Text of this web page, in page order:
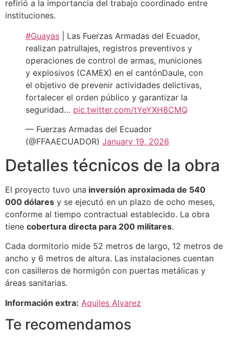
refirió a la importancia del trabajo coordinado entre
instituciones.
#Guayas | Las Fuerzas Armadas del Ecuador,
realizan patrullajes, registros preventivos y
operaciones de control de armas, municiones
y explosivos (CAMEX) en el cantónDaule, con
el objetivo de prevenir actividades delictivas,
fortalecer el orden público y garantizar la
seguridad… pic.twitter.com/tYeYXH8CMQ
— Fuerzas Armadas del Ecuador
(@FFAAECUADOR) January 19, 2026
Detalles técnicos de la obra
El proyecto tuvo una inversión aproximada de 540
000 dólares y se ejecutó en un plazo de ocho meses,
conforme al tiempo contractual establecido. La obra
tiene cobertura directa para 200 militares.
Cada dormitorio mide 52 metros de largo, 12 metros de
ancho y 6 metros de altura. Las instalaciones cuentan
con casilleros de hormigón con puertas metálicas y
áreas sanitarias.
Información extra: Aquiles Alvarez
Te recomendamos